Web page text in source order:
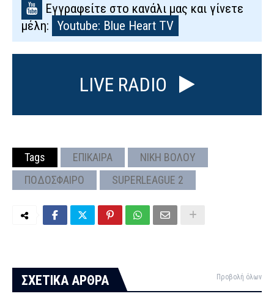
Εγγραφείτε στο κανάλι μας και γίνετε
μέλη:
Youtube: Blue Heart TV
LIVE RADIO
Tags ΕΠΙΚΑΙΡΑ
ΝΙΚΗ ΒΟΛΟΥ
ΠΟΔΟΣΦΑΙΡΟ
SUPERLEAGUE 2
ΣΧΕΤΙΚΑ ΑΡΘΡΑ Προβολή όλων